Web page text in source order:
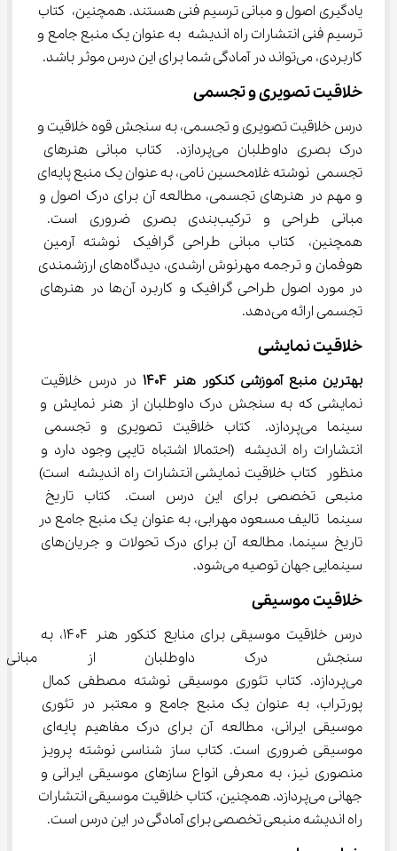
یادگیری اصول و مبانی ترسیم فنی هستند. همچنین، کتاب
ترسیم فنی انتشارات راه اندیشه به عنوان یک منبع جامع و
کاربردی، می‌تواند در آمادگی شما برای این درس موثر باشد.
خلاقیت تصویری و تجسمی
درس خلاقیت تصویری و تجسمی، به سنجش قوه خلاقیت و
درک بصری داوطلبان می‌پردازد. کتاب مبانی هنرهای
تجسمی نوشته غلامحسین نامی، به عنوان یک منبع پایه‌ای
و مهم در هنرهای تجسمی، مطالعه آن برای درک اصول و
مبانی طراحی و ترکیب‌بندی بصری ضروری است.
همچنین، کتاب مبانی طراحی گرافیک نوشته آرمین
هوفمان و ترجمه مهرنوش ارشدی، دیدگاه‌های ارزشمندی
در مورد اصول طراحی گرافیک و کاربرد آن‌ها در هنرهای
تجسمی ارائه می‌دهد.
خلاقیت نمایشی
بهترین منبع آموزشی کنکور هنر 1404
در درس خلاقیت
نمایشی که به سنجش درک داوطلبان از هنر نمایش و
سینما می‌پردازد. کتاب خلاقیت تصویری و تجسمی
انتشارات راه اندیشه (احتمالا اشتباه تایپی وجود دارد و
منظور کتاب خلاقیت نمایشی انتشارات راه اندیشه است)
منبعی تخصصی برای این درس است. کتاب تاریخ
سینما تالیف مسعود مهرابی، به عنوان یک منبع جامع در
تاریخ سینما، مطالعه آن برای درک تحولات و جریان‌های
سینمایی جهان توصیه می‌شود.
خلاقیت موسیقی
درس خلاقیت موسیقی برای منابع کنکور هنر ۱۴۰۴، به
سنجش درک داوطلبان از
می‌پردازد. کتاب تئوری موسیقی نوشته مصطفی کمال
پورتراب، به عنوان یک منبع جامع و معتبر در تئوری
موسیقی ایرانی، مطالعه آن برای درک مفاهیم پایه‌ای
موسیقی ضروری است. کتاب ساز شناسی نوشته پرویز
منصوری نیز، به معرفی انواع سازهای موسیقی ایرانی و
جهانی می‌پردازد. همچنین، کتاب خلاقیت موسیقی انتشارات
راه اندیشه منبعی تخصصی برای آمادگی در این درس است.